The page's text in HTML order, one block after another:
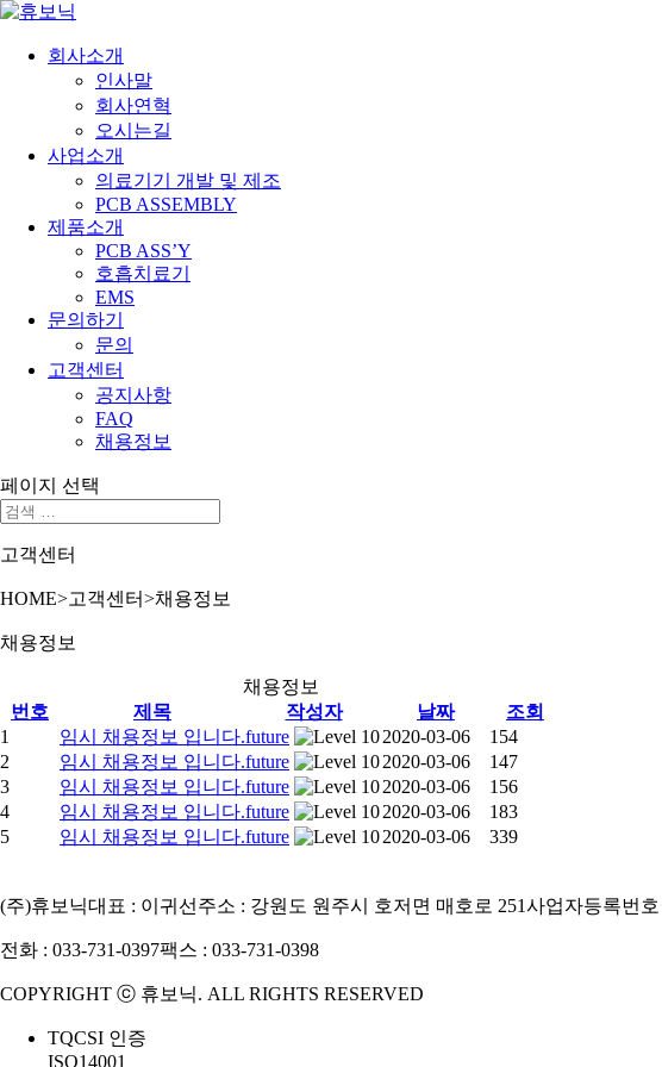
회사소개
인사말
회사연혁
오시는길
사업소개
의료기기 개발 및 제조
PCB ASSEMBLY
제품소개
PCB ASS’Y
호흡치료기
EMS
문의하기
문의
고객센터
공지사항
FAQ
채용정보
페이지 선택
고객센터
HOME>고객센터>채용정보
채용정보
채용정보
번호
제목 작성자 날짜
조회
1
임시 채용정보 입니다.future 2020-03-06
154
2
임시 채용정보 입니다.future 2020-03-06
147
3
임시 채용정보 입니다.future 2020-03-06
156
4
임시 채용정보 입니다.future 2020-03-06
183
5
임시 채용정보 입니다.future 2020-03-06
339
(주)휴보닉대표 : 이귀선 주소 : 강원도 원주시 호저면 매호로 251사업자등록번호
전화 : 033-731-0397팩스 : 033-731-0398
COPYRIGHT ⓒ 휴보닉. ALL RIGHTS RESERVED
TQCSI 인증
ISO14001